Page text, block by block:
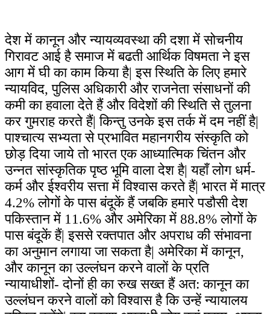
देश में कानून और न्यायव्यवस्था की दशा में सोचनीय
गिरावट आई है समाज में बढती आर्थिक विषमता ने इस
आग में घी का काम किया है| इस स्थिति के लिए हमारे
न्यायविद, पुलिस अधिकारी और राजनेता संसाधनों की
कमी का हवाला देते हैं और विदेशों की स्थिति से तुलना
कर गुमराह करते हैं| किन्तु उनके इस तर्क में दम नहीं है|
पाश्चात्य सभ्यता से प्रभावित महानगरीय संस्कृति को
छोड़ दिया जाये तो भारत एक आध्यात्मिक चिंतन और
उन्नत सांस्कृतिक पृष्ठ भूमि वाला देश है| यहाँ लोग धर्म-
कर्म और ईश्वरीय सत्ता में विश्वास करते हैं| भारत में मात्र
4.2% लोगों के पास बंदूकें हैं जबकि हमारे पडौसी देश
पकिस्तान में 11.6% और अमेरिका में 88.8% लोगों के
पास बंदूकें हैं| इससे रक्तपात और अपराध की संभावना
का अनुमान लगाया जा सकता है| अमेरिका में कानून,
और कानून का उल्लंघन करने वालों के प्रति
न्यायाधीशों- दोनों ही का रुख सख्त हैं अत: कानून का
उल्लंघन करने वालों को विश्वास है कि उन्हें न्यायालय